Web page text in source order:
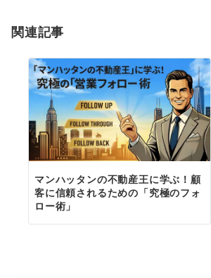
関連記事
マンハッタンの不動産王に学ぶ！顧
客に信頼されるための「究極のフォ
ロー術」